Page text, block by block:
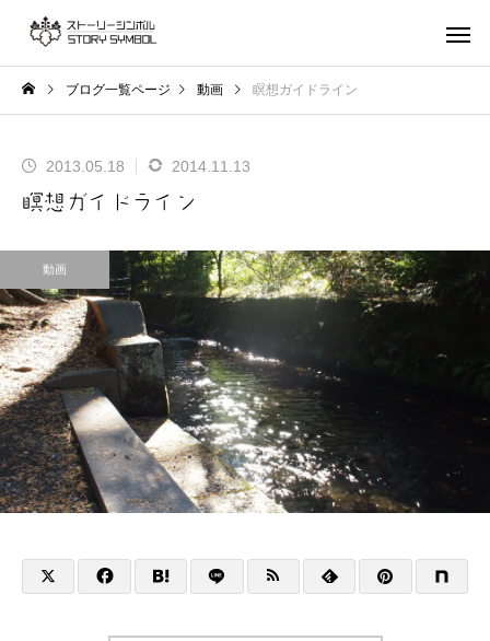
ブログ一覧ページ 動画 瞑想ガイドライン
2013.05.18 2014.11.13
瞑想ガイドライン
動画